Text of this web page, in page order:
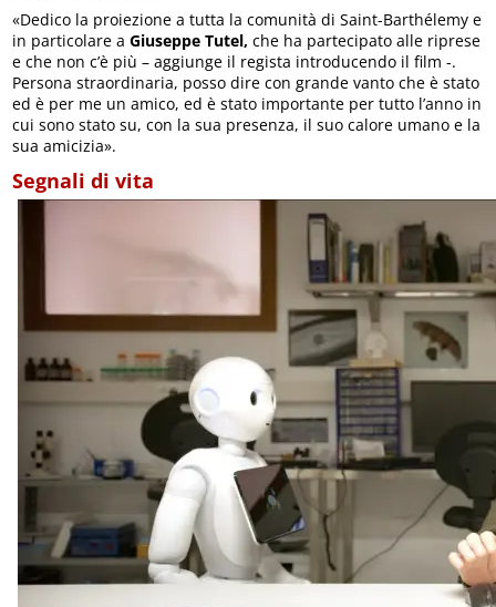
«Dedico la proiezione a tutta la comunità di Saint-Barthélemy e
in particolare aGiuseppe Tutel, che ha partecipato alle riprese
e che non c’è più – aggiunge il regista introducendo il film -.
Persona straordinaria, posso dire con grande vanto che è stato
ed è per me un amico, ed è stato importante per tutto l’anno in
cui sono stato su, con la sua presenza, il suo calore umano e la
sua amicizia».
Segnali di vita